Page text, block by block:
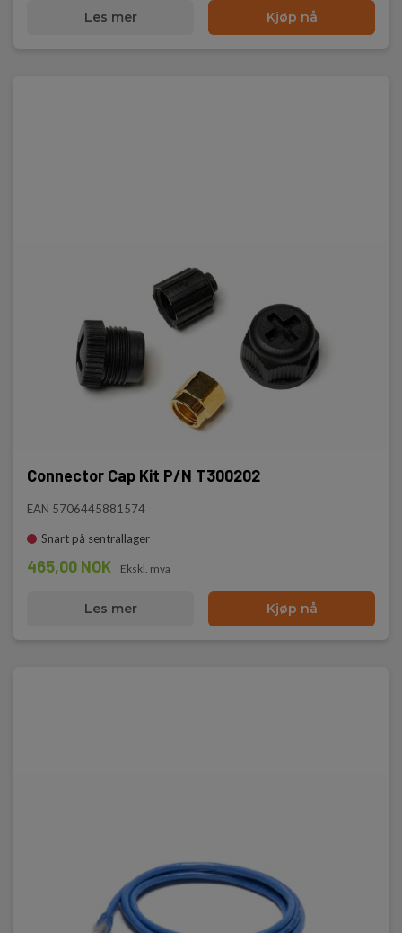
Les mer Kjøp nå
Connector Cap Kit P/N T300202
EAN 5706445881574
Snart på sentrallager
465,00 NOK Ekskl. mva
Les mer Kjøp nå